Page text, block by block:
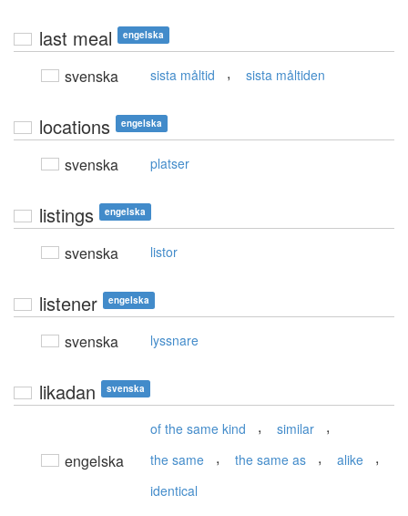
last meal engelska
svenska sista måltid , sista måltiden
locations engelska
svenska platser
listings engelska
svenska listor
listener engelska
svenska lyssnare
likadan svenska
engelska
of the same kind , similar ,
the same , the same as , alike ,
identical